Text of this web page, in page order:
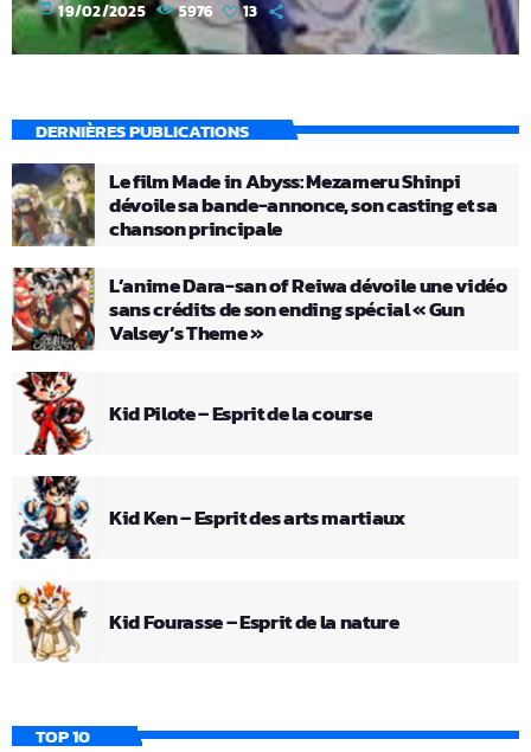
today 19/02/2025 5976 13
DERNIÈRES PUBLICATIONS
Le film Made in Abyss: Mezameru Shinpi
dévoile sa bande-annonce, son casting et sa
chanson principale
L’anime Dara-san of Reiwa dévoile une vidéo
sans crédits de son ending spécial « Gun
Valsey’s Theme »
Kid Pilote – Esprit de la course
Kid Ken – Esprit des arts martiaux
Kid Fourasse – Esprit de la nature
TOP 10